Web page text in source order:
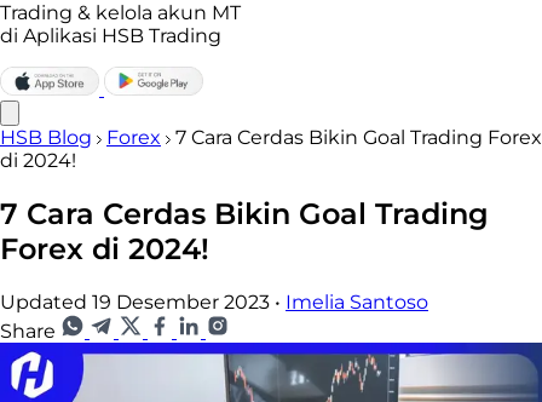
Trading & kelola akun MT
di Aplikasi HSB Trading
HSB Blog Forex
7 Cara Cerdas Bikin Goal Trading Forex
di 2024!
7 Cara Cerdas Bikin Goal Trading
Forex di 2024!
Updated 19 Desember 2023 • Imelia Santoso
Share